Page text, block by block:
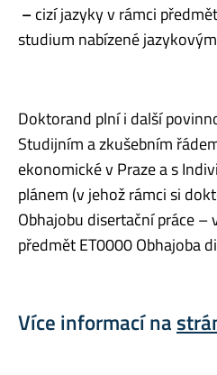
–cizí jazyky v rámci
studium nabízené
Doktorand plní i další
Studijním a zkušebním
ekonomické v Praze a s
plánem (v jehož rámci si
Obhajobu disertační práce –
předmět ET0000 Obhajoba
Více informací na